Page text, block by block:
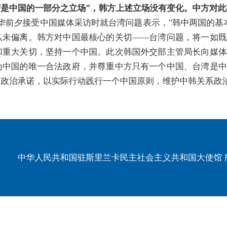
中国的一部分之立场”，韩方上述立场没有变化。中方对
前夕接受中国媒体采访时就台湾问题表示，“韩中两国的
偏离。韩方对中国最核心的关切——台湾问题，将一如
大关切，坚持一个中国。此次韩国外交部主管局长向媒
国的唯一合法政府，并尊重中方只有一个中国、台湾是
治承诺，以实际行动践行一个中国原则，维护中韩关系政
中华人民共和国驻斯里兰卡民主社会主义共和国大使馆